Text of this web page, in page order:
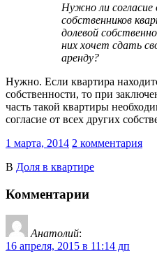
Нужно ли согласие
собственников
долевой
них хочет сдать
аренду?
Нужно. Если квартира
собственности, то при
часть такой квартиры
согласие от всех других
1 марта, 2014 2 комментария
В Доля в квартире
Комментарии
Анатолий:
16 апреля, 2015 в 11:14 дп